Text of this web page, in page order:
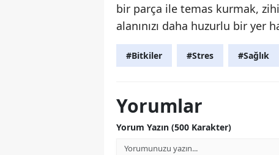
bir parça ile temas kurmak,
alanınızı daha huzurlu bir yer
#Bitkiler #Stres #Sağlık
Yorumlar
Yorum Yazın (500 Karakter)